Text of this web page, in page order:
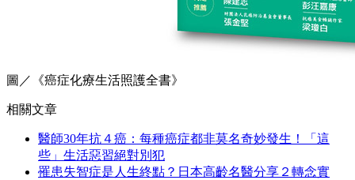
圖／《癌症化療生活照護全書》
相關文章
醫師30年抗４癌：每種癌症都非莫名奇妙發生！「這
些」生活惡習絕對別犯
罹患失智症是人生終點？日本高齡名醫分享２轉念實